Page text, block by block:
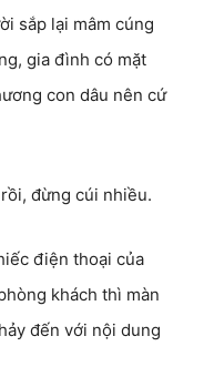
sắp lại mâm cúng
gia đình có mặt
con dâu nên cứ
đừng cúi nhiều.
điện thoại của
khách thì màn
đến với nội dung